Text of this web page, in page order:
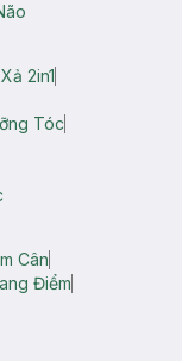
2in1
Tóc
Cân
Điểm